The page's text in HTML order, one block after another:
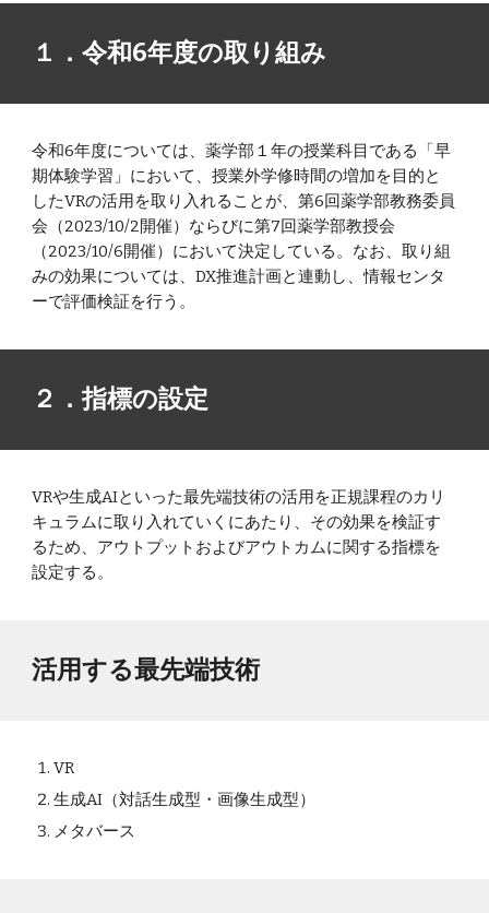
１．令和6年度の取り組み
令和6年度については、薬学部１年の授業科目である「早
期体験学習」において、授業外学修時間の増加を目的と
したVRの活用を取り入れることが、第6回薬学部教務委員
会（2023/10/2開催）ならびに第7回薬学部教授会
（2023/10/6開催）において決定している。なお、取り組
みの効果については、DX推進計画と連動し、情報センタ
ーで評価検証を行う。
２．指標の設定
VRや生成AIといった最先端技術の活用を正規課程のカリ
キュラムに取り入れていくにあたり、その効果を検証す
るため、アウトプットおよびアウトカムに関する指標を
設定する。
活用する最先端技術
VR
生成AI（対話生成型・画像生成型）
メタバース